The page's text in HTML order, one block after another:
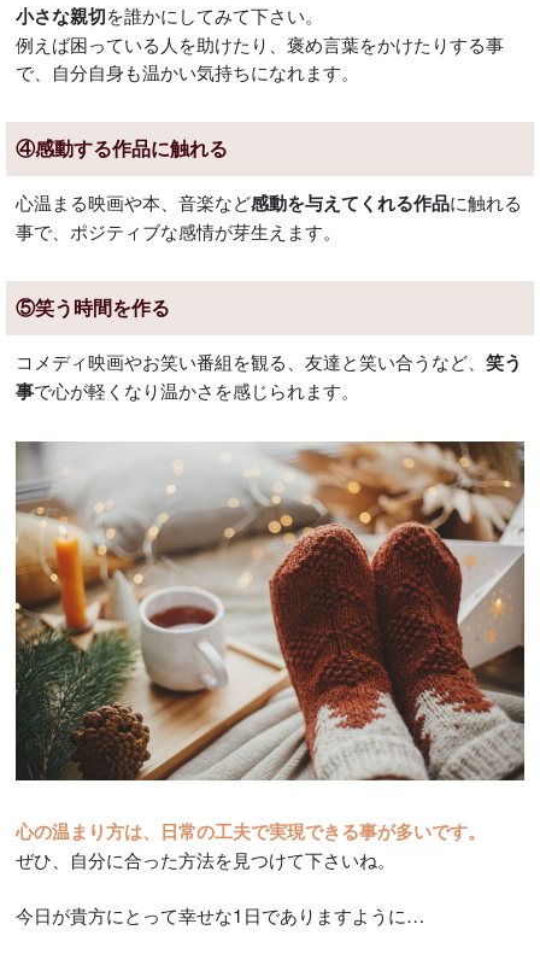
小さな親切を誰かにしてみて下さい。
例えば困っている人を助けたり、褒め言葉をかけたりする事
で、自分自身も温かい気持ちになれます。
④感動する作品に触れる
心温まる映画や本、音楽など感動を与えてくれる作品に触れる
事で、ポジティブな感情が芽生えます。
⑤笑う時間を作る
コメディ映画やお笑い番組を観る、友達と笑い合うなど、笑う
事で心が軽くなり温かさを感じられます。
心の温まり方は、日常の工夫で実現できる事が多いです。
ぜひ、自分に合った方法を見つけて下さいね。
今日が貴方にとって幸せな1日でありますように…